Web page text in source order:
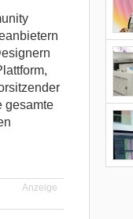
gesamte
Anzeige